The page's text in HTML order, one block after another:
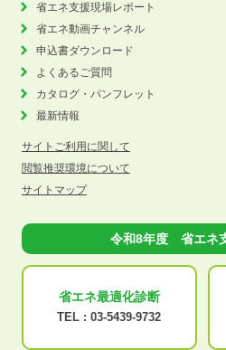
省エネ支援現場レポート
省エネ動画チャンネル
申込書ダウンロード
よくあるご質問
カタログ・パンフレット
最新情報
サイトご利用に関して
閲覧推奨環境について
サイトマップ
令和8年度 省エネ
省エネ最適化診断
TEL : 03-5439-9732